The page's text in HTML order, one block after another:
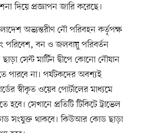
দিয়ে প্রজ্ঞাপন জারি করেছে।
অভ্যন্তরীণ নৌ পরিবহন কর্তৃপক্ষ
পরিবেশ, বন ও জলবায়ু পরিবর্তন
সেন্ট মার্টিন দ্বীপে কোনো নৌযান
পারবে না। পর্যটকদের অবশ্যই
স্বীকৃত ওয়েব পোর্টালের মাধ্যমে
হবে। সেখানে প্রতিটি টিকিটে ট্রাভেল
সংযুক্ত থাকবে। কিউআর কোড ছাড়া